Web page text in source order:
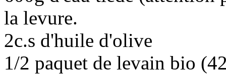
la levure.
2c.s d'huile d'olive
1/2 paquet de levain bio